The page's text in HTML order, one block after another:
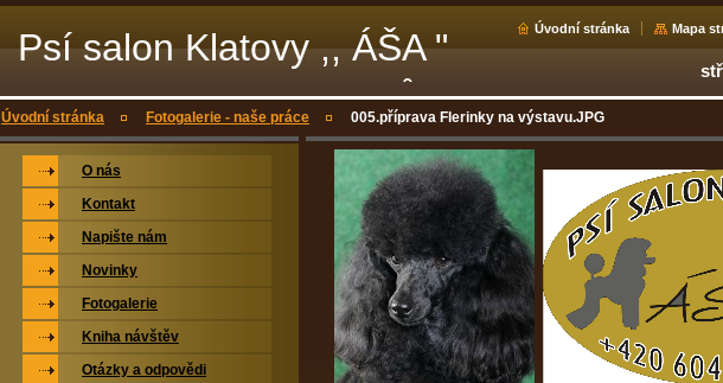
Psí salon Klatovy ,, ÁŠA "
stříhání a trimování psů
Úvodní stránka Mapa
Úvodní stránka Fotogalerie - naše práce 005.příprava Flerinky na výstavu.JPG
O nás
Kontakt
Napište nám
Novinky
Fotogalerie
Kniha návštěv
Otázky a odpovědi